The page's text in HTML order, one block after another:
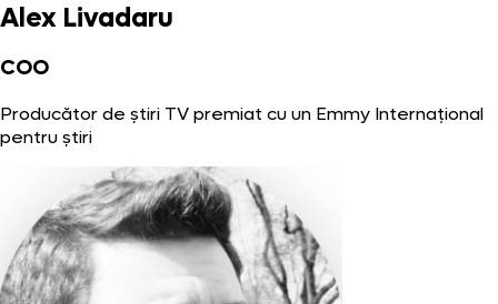
Alex Livadaru
COO
Producător de știri TV premiat cu un Emmy Internațional
pentru știri